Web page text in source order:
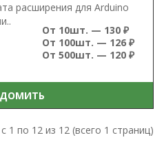
расширения для Arduino
От 10шт. — 130 ₽
От 100шт. — 126 ₽
От 500шт. — 120 ₽
1 по 12 из 12 (всего 1 страниц)